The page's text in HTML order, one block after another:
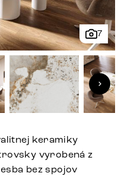
7
keramiky
vyrobená z
bez spojov